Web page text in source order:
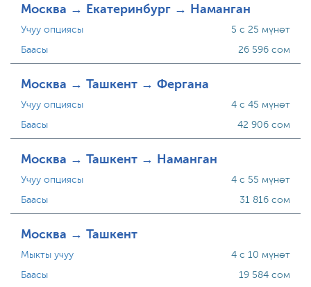
Москва → Екатеринбург → Наманган
Учуу опциясы
Баасы
5 с 25 мүнөт
26 596 сом
Москва → Ташкент → Фергана
Учуу опциясы
Баасы
4 с 45 мүнөт
42 906 сом
Москва → Ташкент → Наманган
Учуу опциясы
Баасы
4 с 55 мүнөт
31 816 сом
Москва → Ташкент
Мыкты учуу
Баасы
4 с 10 мүнөт
19 584 сом